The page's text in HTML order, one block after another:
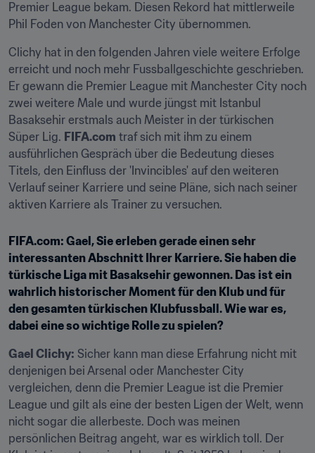
Premier League bekam. Diesen Rekord hat mittlerweile
Phil Foden von Manchester City übernommen.
Clichy hat in den folgenden Jahren viele weitere Erfolge
erreicht und noch mehr Fussballgeschichte geschrieben.
Er gewann die Premier League mit Manchester City noch
zwei weitere Male und wurde jüngst mit Istanbul
Basaksehir erstmals auch Meister in der türkischen
Süper Lig. FIFA.com traf sich mit ihm zu einem
ausführlichen Gespräch über die Bedeutung dieses
Titels, den Einfluss der 'Invincibles' auf den weiteren
Verlauf seiner Karriere und seine Pläne, sich nach seiner
aktiven Karriere als Trainer zu versuchen.
FIFA.com: Gael, Sie erleben gerade einen sehr
interessanten Abschnitt Ihrer Karriere. Sie haben die
türkische Liga mit Basaksehir gewonnen. Das ist ein
wahrlich historischer Moment für den Klub und für
den gesamten türkischen Klubfussball. Wie war es,
dabei eine so wichtige Rolle zu spielen?
Gael Clichy: Sicher kann man diese Erfahrung nicht mit
denjenigen bei Arsenal oder Manchester City
vergleichen, denn die Premier League ist die Premier
League und gilt als eine der besten Ligen der Welt, wenn
nicht sogar die allerbeste. Doch was meinen
persönlichen Beitrag angeht, war es wirklich toll. Der